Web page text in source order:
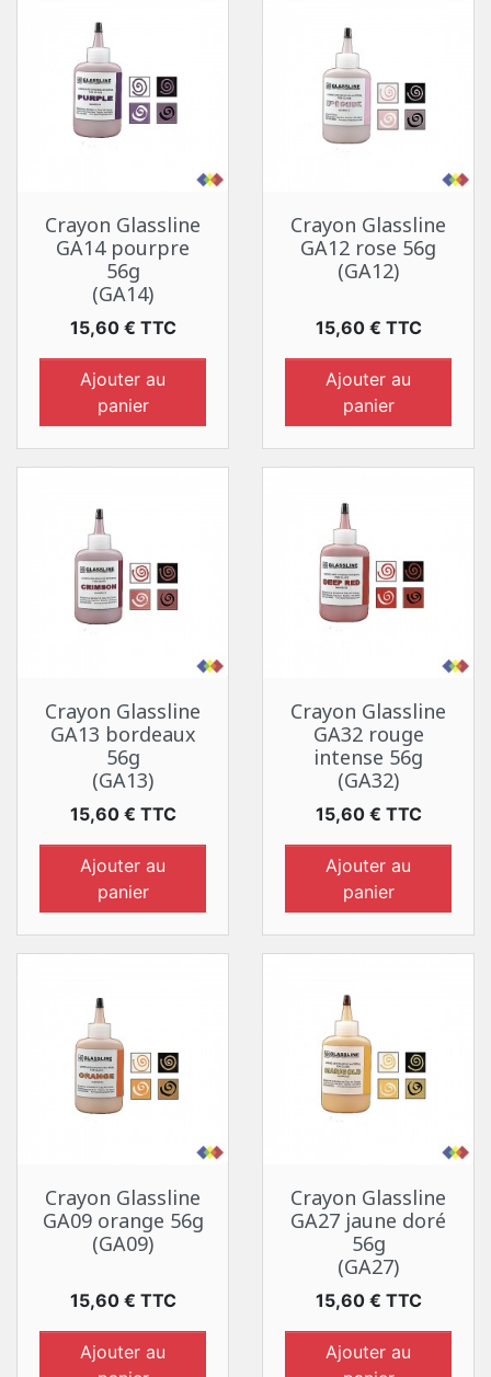
Crayon Glassline
GA14 pourpre
56g
(GA14)
Prix
15,60 € TTC
Ajouter au
panier
Crayon Glassline
GA12 rose 56g
(GA12)
Prix
15,60 € TTC
Ajouter au
panier
Crayon Glassline
GA13 bordeaux
56g
(GA13)
Prix
15,60 € TTC
Ajouter au
panier
Crayon Glassline
GA32 rouge
intense 56g
(GA32)
Prix
15,60 € TTC
Ajouter au
panier
Crayon Glassline
GA09 orange 56g
(GA09)
Prix
15,60 € TTC
Ajouter au
Crayon Glassline
GA27 jaune doré
56g
(GA27)
Prix
15,60 € TTC
Ajouter au